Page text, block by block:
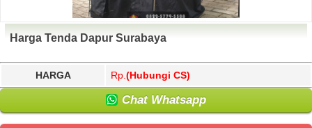
Harga Tenda Dapur Surabaya
HARGA Rp. (Hubungi CS)
Chat Whatsapp